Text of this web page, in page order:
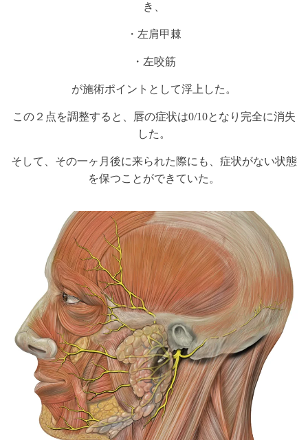
き、
・左肩甲棘
・左咬筋
が施術ポイントとして浮上した。
この２点を調整すると、唇の症状は0/10となり完全に消失
した。
そして、その一ヶ月後に来られた際にも、症状がない状態
を保つことができていた。